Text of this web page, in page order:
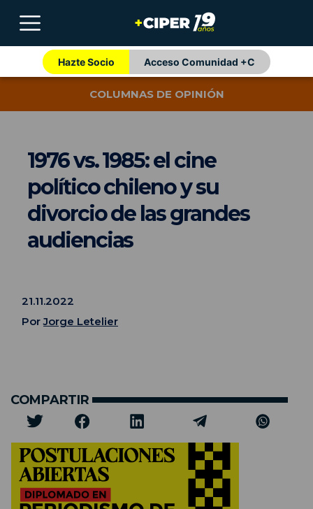
Hazte Socio Acceso Comunidad +C
COLUMNAS DE OPINIÓN
1976 vs. 1985: el cine
político chileno y su
divorcio de las grandes
audiencias
21.11.2022
PorJorge Letelier
COMPARTIR